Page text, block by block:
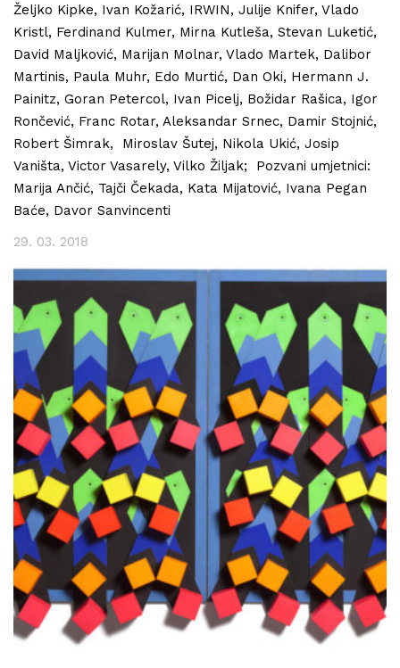
Željko Kipke, Ivan Kožarić, IRWIN, Julije Knifer, Vlado
Kristl, Ferdinand Kulmer, Mirna Kutleša, Stevan Luketić,
David Maljković, Marijan Molnar, Vlado Martek, Dalibor
Martinis, Paula Muhr, Edo Murtić, Dan Oki, Hermann J.
Painitz, Goran Petercol, Ivan Picelj, Božidar Rašica, Igor
Rončević, Franc Rotar, Aleksandar Srnec, Damir Stojnić,
Robert Šimrak, Miroslav Šutej, Nikola Ukić, Josip
Vaništa, Victor Vasarely, Vilko Žiljak; Pozvani umjetnici:
Marija Ančić, Tajči Čekada, Kata Mijatović, Ivana Pegan
Baće, Davor Sanvincenti
29. 03. 2018